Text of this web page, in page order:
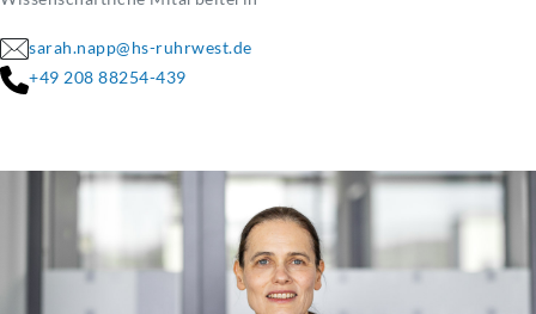
sarah.napp@hs-ruhrwest.de
+49 208 88254-439